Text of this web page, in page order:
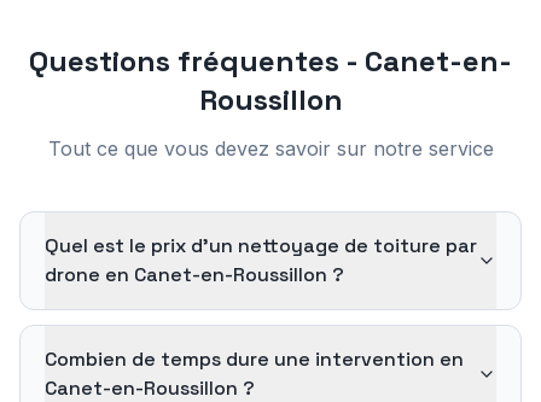
Questions fréquentes - Canet-en-
Roussillon
Tout ce que vous devez savoir sur notre service
Quel est le prix d'un nettoyage de toiture par
drone en Canet-en-Roussillon ?
Combien de temps dure une intervention en
Canet-en-Roussillon ?